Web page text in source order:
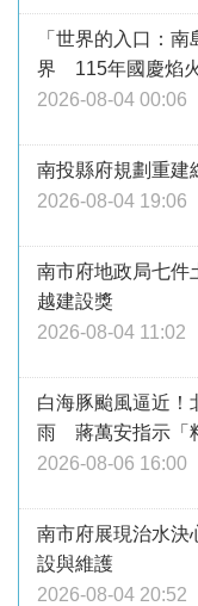
「世界的入口：
界 115年國慶焰
2026-08-04 00:06
南投縣府規劃重
2026-08-04 19:06
南市府地政局七
越建設獎
2026-08-04 11:02
白海豚颱風逼近！
雨 蔣萬安指示「
2026-08-06 16:00
南市府展現治水
設與維護
2026-08-04 20:52